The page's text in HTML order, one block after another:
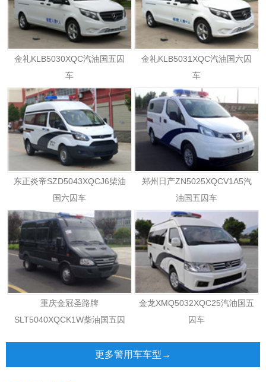
金礼KLB5030XQC汽油国五囚
车
金礼KLB5031XQC汽油国六囚
车
东正炎帝SZD5043XQCJ6柴油
国六囚车
郑州日产ZN5025XQCV1A5汽
油国五囚车
重庆金冠圣路牌
SLT5040XQCK1W柴油国五囚
金龙XMQ5032XQC25汽油国五
囚车
更多警用车车型→